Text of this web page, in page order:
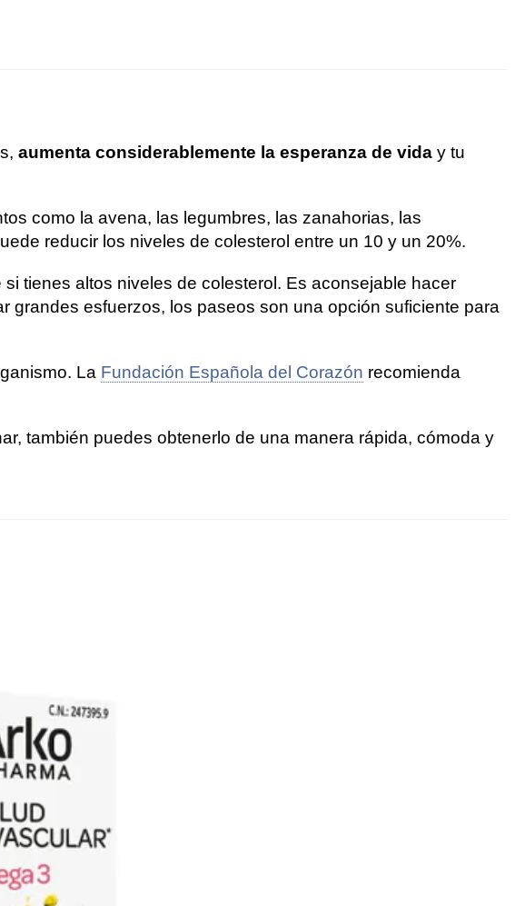
aumenta considerablemente la esperanza de vida y tu
como la avena, las legumbres, las zanahorias, las
reducir los niveles de colesterol entre un 10 y un 20%.
tienes altos niveles de colesterol. Es aconsejable hacer
grandes esfuerzos, los paseos son una opción suficiente para
La Fundación Española del Corazón recomienda
también puedes obtenerlo de una manera rápida, cómoda y